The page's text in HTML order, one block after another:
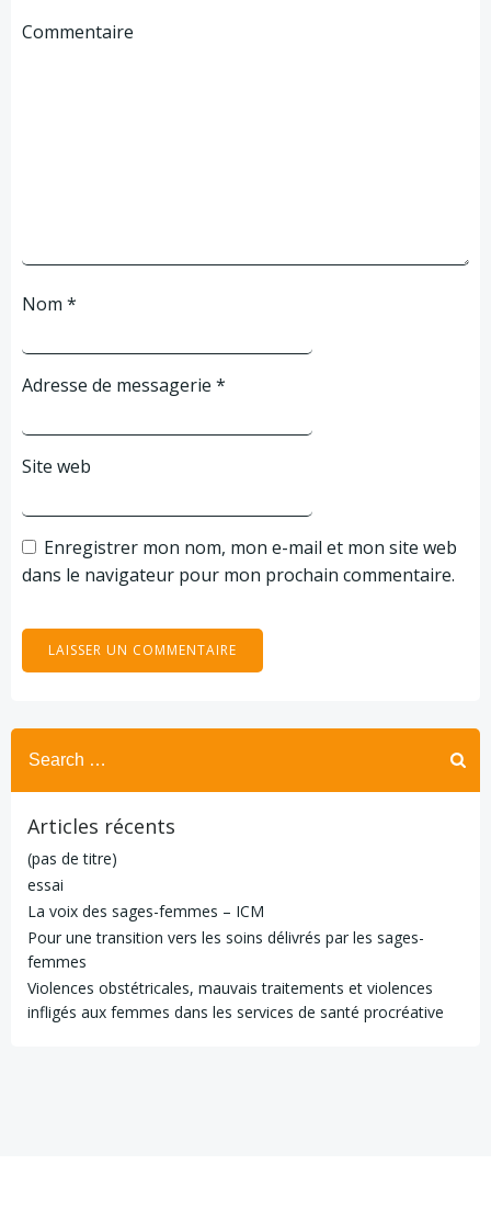
Commentaire
Nom *
Adresse de messagerie *
Site web
Enregistrer mon nom, mon e-mail et mon site web
dans le navigateur pour mon prochain commentaire.
Search
for:
Articles récents
(pas de titre)
essai
La voix des sages-femmes – ICM
Pour une transition vers les soins délivrés par les sages-
femmes
Violences obstétricales, mauvais traitements et violences
infligés aux femmes dans les services de santé procréative